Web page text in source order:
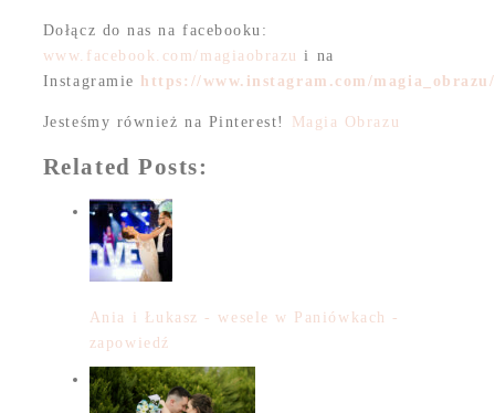
Dołącz do nas na facebooku:
www.facebook.com/magiaobrazu i na
Instagramie
https://www.instagram.com/magia_obrazu/
Jesteśmy również na Pinterest! Magia Obrazu
Related Posts:
Ania i Łukasz - wesele w Paniówkach -
zapowiedź